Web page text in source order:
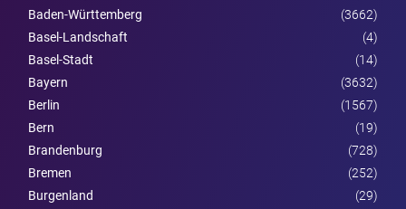
Baden-Württemberg
(3662)
Basel-Landschaft
(4)
Basel-Stadt
(14)
Bayern
(3632)
Berlin
(1567)
Bern
(19)
Brandenburg
(728)
Bremen
(252)
Burgen­land
(29)